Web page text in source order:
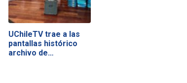
UChileTV trae a las
pantallas histórico
archivo de…